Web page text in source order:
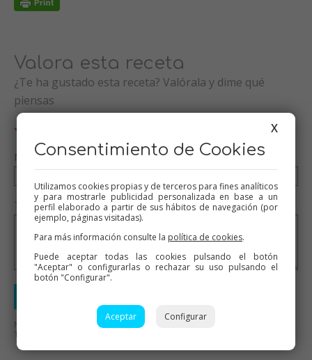
Valora esta receta
¿Te ha gustado esta receta? Valórala y dime qué
piensas
Nombre (opcional)
Tu valoración (opcional)
No se aceptarán mensajes ofensivos o de mal gusto.
Todos los mensajes serán revisados antes de su publicación.
X
Consentimiento de Cookies
Utilizamos cookies propias y de terceros para fines analíticos
y para mostrarle publicidad personalizada en base a un
perfil elaborado a partir de sus hábitos de navegación (por
ejemplo, páginas visitadas).
Para más información consulte la política de cookies.
Puede aceptar todas las cookies pulsando el botón
"Aceptar" o configurarlas o rechazar su uso pulsando el
botón "Configurar".
Aceptar Configurar